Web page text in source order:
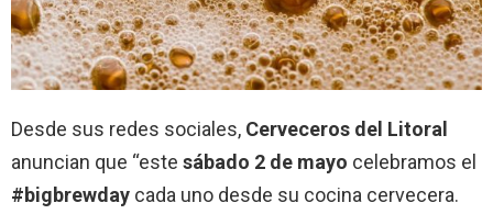
Desde sus redes sociales, Cerveceros del Litoral
anuncian que “este sábado 2 de mayo celebramos el
#bigbrewday cada uno desde su cocina cervecera.